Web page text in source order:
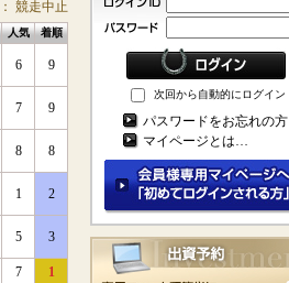
競走中止
人気 着順
6 9
7 9
8 8
1 2
5 3
7 1
次回から自動的にログイン
パスワードをお忘れの方
マイページとは…